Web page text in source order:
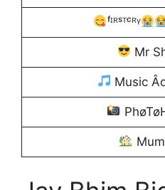
ᶠᴵᴿˢᵀᶜᴿᵞ
Mr
Music